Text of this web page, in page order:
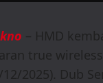
– HMD
true
12/2025). Dub